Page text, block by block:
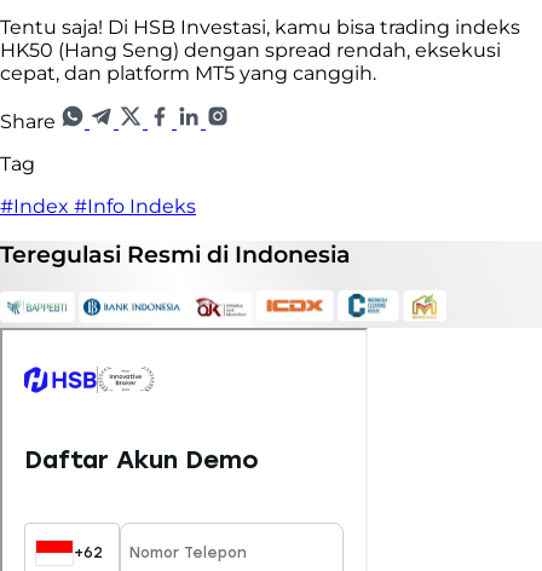
Tentu saja! Di HSB Investasi, kamu bisa trading indeks
HK50 (Hang Seng) dengan spread rendah, eksekusi
cepat, dan platform MT5 yang canggih.
Share
Tag
#Index #Info Indeks
Teregulasi Resmi di Indonesia